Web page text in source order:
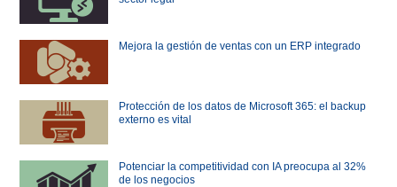
Mejora la gestión de ventas con un ERP integrado
Protección de los datos de Microsoft 365: el backup
externo es vital
Potenciar la competitividad con IA preocupa al 32%
de los negocios